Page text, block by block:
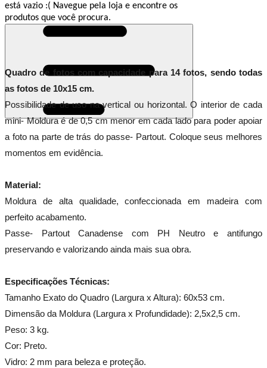
está vazio :( Navegue pela loja e encontre os
produtos que você procura.
Quadro de fotos com capacidade para 14 fotos, sendo todas
as fotos de 10x15 cm.
Possibilidade de uso na vertical ou horizontal. O interior de cada
mini- Moldura é de 0,5 cm menor em cada lado para poder apoiar
a foto na parte de trás do passe- Partout. Coloque seus melhores
momentos em evidência.
Material:
Moldura de alta qualidade, confeccionada em madeira com
perfeito acabamento.
Passe- Partout Canadense com PH Neutro e antifungo
preservando e valorizando ainda mais sua obra.
Especificações Técnicas:
Tamanho Exato do Quadro (Largura x Altura): 60x53 cm.
Dimensão da Moldura (Largura x Profundidade): 2,5x2,5 cm.
Peso: 3 kg.
Cor: Preto.
Vidro: 2 mm para beleza e proteção.